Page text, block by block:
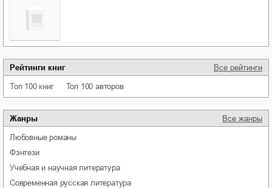
Рейтинги книг Все рейтинги
Топ 100 книг Топ 100 авторов
Жанры Все жанры
любовные романы
фэнтези
учебная и научная литература
современная русская литература